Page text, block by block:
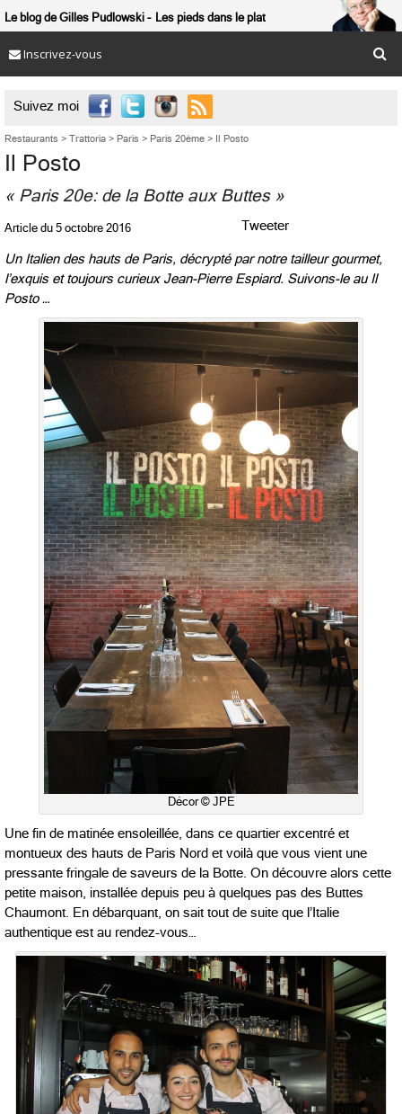
Le blog de Gilles Pudlowski Les pieds dans le plat
Inscrivez-vous
Suivez moi 
Restaurants > Trattoria > Paris > Paris 20ème > Il Posto
Il Posto
« Paris 20e: de la Botte aux Buttes »
Article du 5 octobre 2016 Tweeter
Un Italien des hauts de Paris, décrypté par notre tailleur gourmet,
l’exquis et toujours curieux Jean-Pierre Espiard. Suivons-le au Il
Posto …
Décor © JPE
Une fin de matinée ensoleillée, dans ce quartier excentré et
montueux des hauts de Paris Nord et voilà que vous vient une
pressante fringale de saveurs de la Botte. On découvre alors cette
petite maison, installée depuis peu à quelques pas des Buttes
Chaumont. En débarquant, on sait tout de suite que l’Italie
authentique est au rendez-vous…